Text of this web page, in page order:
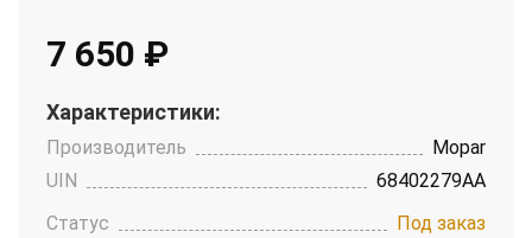
7 650 ₽
Характеристики:
Производитель
Mopar
UIN
68402279AA
Статус
Под заказ